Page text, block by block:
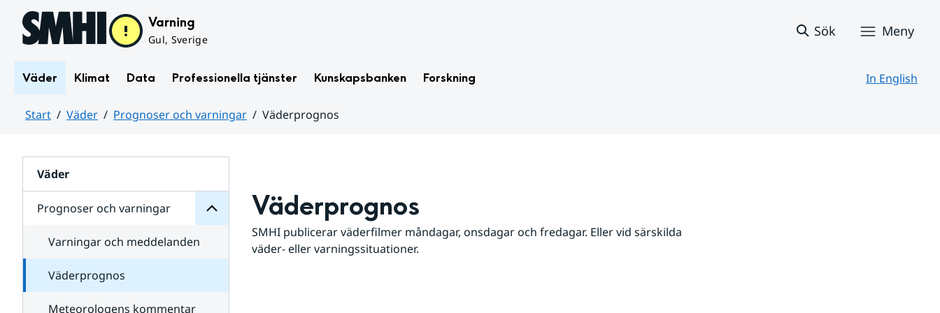
Hoppa till sidans innehåll Varning
Gul, Sverige
Sök Meny
Väder Klimat Data Professionella tjänster Kunskapsbanken Forskning In English
Start Väder Prognoser och varningar
Väderprognos
Väder
Prognoser och varningar
för
varningar
Varningar och meddelanden
Väderprognos
Meteorologens kommentar
Väderprognos
SMHI publicerar väderfilmer måndagar, onsdagar och fredagar. Eller vid särskilda
väder- eller varningssituationer.